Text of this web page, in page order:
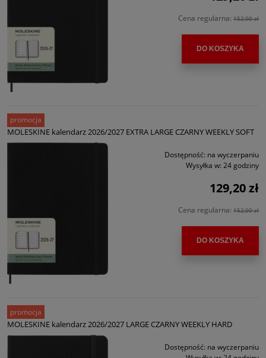
Cena regularna: 152,00 zł
DO KOSZYKA
MOLESKINE kalendarz 2026/2027 EXTRA LARGE CZARNY WEEKLY SOFT
Dostępność: na wyczerpaniu
Wysyłka w: 24 godziny
129,20 zł
Cena regularna: 152,00 zł
DO KOSZYKA
promocja
MOLESKINE kalendarz 2026/2027 LARGE CZARNY WEEKLY HARD
Dostępność: na wyczerpaniu
promocja